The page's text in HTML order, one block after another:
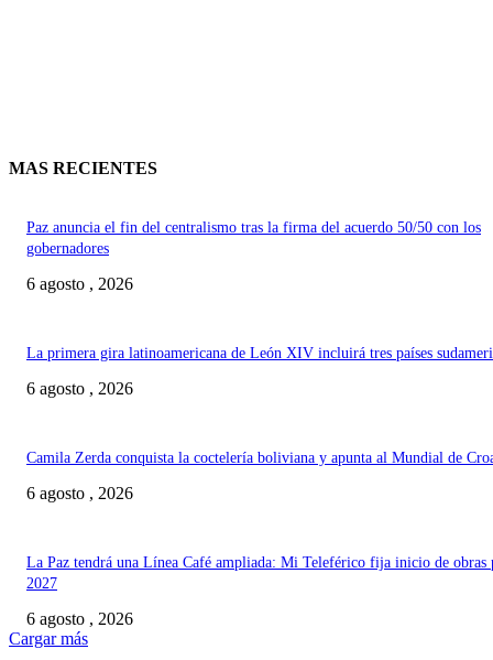
MAS RECIENTES
Paz anuncia el fin del centralismo tras la firma del acuerdo 50/50 con los
gobernadores
6 agosto , 2026
La primera gira latinoamericana de León XIV incluirá tres países
6 agosto , 2026
Camila Zerda conquista la coctelería boliviana y apunta al Mundial de
6 agosto , 2026
La Paz tendrá una Línea Café ampliada: Mi Teleférico fija inicio de obras
2027
6 agosto , 2026
Cargar más